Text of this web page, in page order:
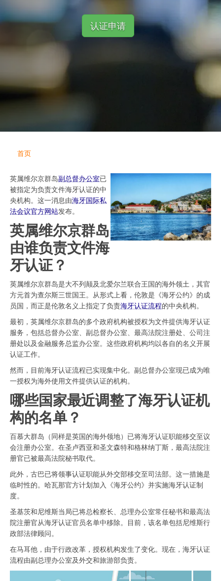
认证申请
首页
英属维尔京群岛副总督办公室已
被指定为负责文件海牙认证的中
央机构。这一消息由海牙国际私
法会议官方网站发布。
英属维尔京群岛
由谁负责文件海
牙认证？
英属维尔京群岛是大不列颠及北爱尔兰联合王国的海外领土，其官
方元首为查尔斯三世国王。从形式上看，伦敦是《海牙公约》的成
员国，而正是伦敦名义上指定了负责海牙认证流程的中央机构。
最初，英属维尔京群岛的多个政府机构被授权为文件提供海牙认证
服务，包括总督办公室、副总督办公室、最高法院注册处、公司注
册处以及金融服务总监办公室。这些政府机构均以各自的名义开展
认证工作。
然而，目前海牙认证流程已实现集中化。副总督办公室现已成为唯
一授权为海外使用文件提供认证的机构。
哪些国家最近调整了海牙认证机
构的名单？
百慕大群岛（同样是英国的海外领地）已将海牙认证职能移交至议
会注册办公室。在圣卢西亚和圣文森特和格林纳丁斯，最高法院注
册官已被最高法院秘书取代。
此外，古巴已将领事认证职能从外交部移交至司法部。这一措施是
临时性的。哈瓦那官方计划加入《海牙公约》并实施海牙认证制
度。
圣基茨和尼维斯当局已将总检察长、总理办公室常任秘书和最高法
院注册官从海牙认证官员名单中移除。目前，该名单包括尼维斯行
政部法律顾问。
在马耳他，由于行政改革，授权机构发生了变化。现在，海牙认证
流程由副总理办公室及外交和旅游部负责。